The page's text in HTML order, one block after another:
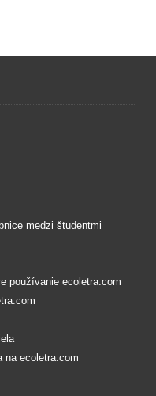
medzi študentmi
používanie ecoletra.com
na ecoletra.com